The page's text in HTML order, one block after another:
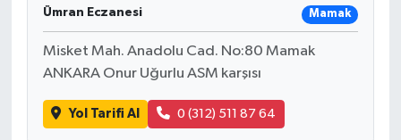
Ümran Eczanesi Mamak
Misket Mah. Anadolu Cad. No:80 Mamak
ANKARA Onur Uğurlu ASM karşısı
Yol Tarifi Al 0 (312) 511 87 64